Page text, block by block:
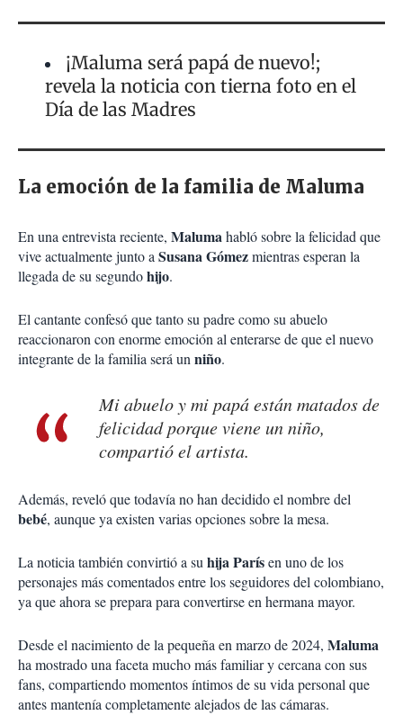
¡Maluma será papá de nuevo!;
revela la noticia con tierna foto en el
Día de las Madres
La emoción de la familia de Maluma
En una entrevista reciente, Malumahabló sobre la felicidad que
vive actualmente junto aSusana Gómezmientras esperan la
llegada de su segundohijo.
El cantante confesó que tanto su padre como su abuelo
reaccionaron con enorme emoción al enterarse de que el nuevo
integrante de la familia será unniño.
Mi abuelo y mi papá están matados de
felicidad porque viene un niño,
compartió el artista.
Además, reveló que todavía no han decidido el nombre del
bebé, aunque ya existen varias opciones sobre la mesa.
La noticia también convirtió a suhija Parísen uno de los
personajes más comentados entre los seguidores del colombiano,
ya que ahora se prepara para convertirse en hermana mayor.
Desde el nacimiento de la pequeña en marzo de 2024, Maluma
ha mostrado una faceta mucho más familiar y cercana con sus
fans, compartiendo momentos íntimos de su vida personal que
antes mantenía completamente alejados de las cámaras.